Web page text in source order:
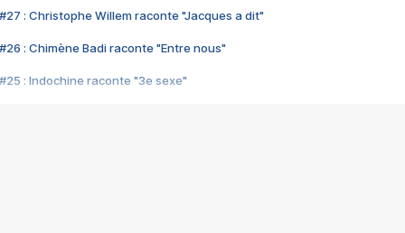
#27 : Christophe Willem raconte "Jacques a dit"
#26 : Chimène Badi raconte "Entre nous"
#25 : Indochine raconte "3e sexe"